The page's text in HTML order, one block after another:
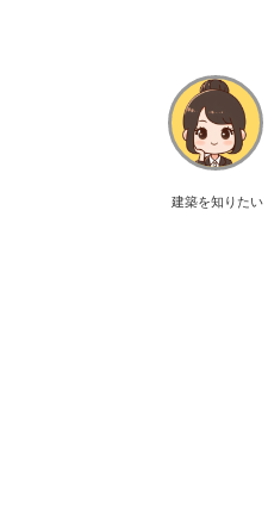
建築を知りたい